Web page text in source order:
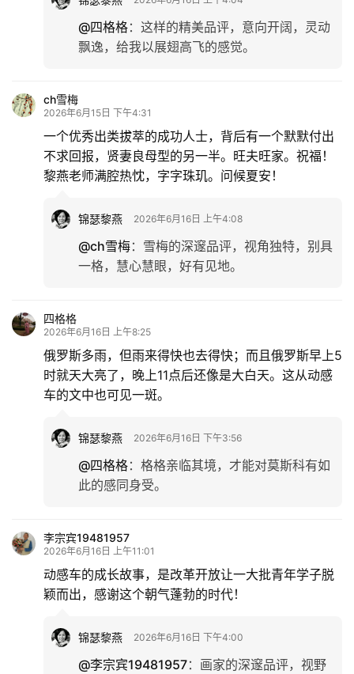
@四格格： 这样的精美品评，意向开阔，灵动
飘逸，给我以展翅高飞的感觉。
ch雪梅
2026年6月15日 下午4:31
一个优秀出类拔萃的成功人士，背后有一个默默付出
不求回报，贤妻良母型的另一半。旺夫旺家。祝福！
黎燕老师满腔热忱，字字珠玑。问候夏安！
锦瑟黎燕 2026年6月16日 上午4:08
@ch雪梅： 雪梅的深邃品评，视角独特，别具
一格，慧心慧眼，好有见地。
四格格
2026年6月16日 上午8:25
俄罗斯多雨，但雨来得快也去得快；而且俄罗斯早上5
时就天大亮了，晚上11点后还像是大白天。这从动感
车的文中也可见一斑。
锦瑟黎燕 2026年6月16日 下午3:56
@四格格： 格格亲临其境，才能对莫斯科有如
此的感同身受。
李宗宾19481957
2026年6月16日 上午11:01
动感车的成长故事，是改革开放让一大批青年学子脱
颖而出，感谢这个朝气蓬勃的时代！
锦瑟黎燕 2026年6月16日 下午4:00
@李宗宾19481957： 画家的深邃品评，视野